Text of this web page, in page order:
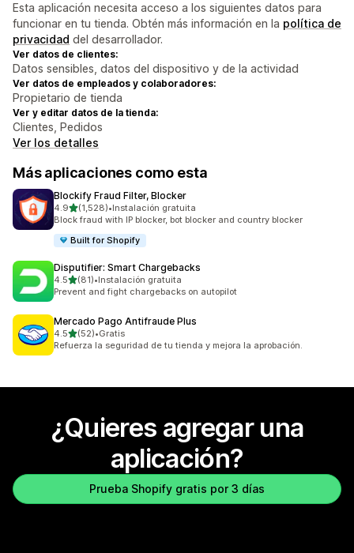
Esta aplicación necesita acceso a los siguientes datos para
funcionar en tu tienda. Obtén más información en la política de
privacidad del desarrollador.
Ver datos de clientes:
Datos sensibles, datos del dispositivo y de la actividad
Ver datos de empleados y colaboradores:
Propietario de tienda
Ver y editar datos de la tienda:
Clientes, Pedidos
Ver los detalles
Más aplicaciones como esta
Blockify Fraud Filter, Blocker
4.9de 5 estrellas
(1,528)
1528 reseñas en total
•Instalación gratuita
Block fraud with IP blocker, bot blocker and country blocker
Built for Shopify
Disputifier: Smart Chargebacks
4.5de 5 estrellas
(81)
81 reseñas en total
•Instalación gratuita
Prevent and fight chargebacks on autopilot
Mercado Pago Antifraude Plus
4.5de 5 estrellas
(52)
52 reseñas en total
•Gratis
Refuerza la seguridad de tu tienda y mejora la aprobación.
¿Quieres agregar una
aplicación?
Prueba Shopify gratis por 3 días